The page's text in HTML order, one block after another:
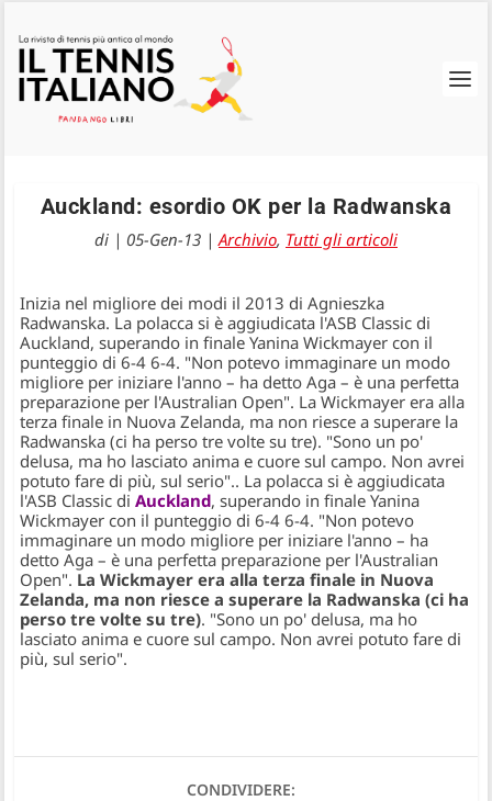
Auckland: esordio OK per la Radwanska
di | 05-Gen-13 |Archivio, Tutti gli articoli
Inizia nel migliore dei modi il 2013 di Agnieszka
Radwanska. La polacca si è aggiudicata l'ASB Classic di
Auckland, superando in finale Yanina Wickmayer con il
punteggio di 6-4 6-4. "Non potevo immaginare un modo
migliore per iniziare l'anno – ha detto Aga – è una perfetta
preparazione per l'Australian Open". La Wickmayer era alla
terza finale in Nuova Zelanda, ma non riesce a superare la
Radwanska (ci ha perso tre volte su tre). "Sono un po'
delusa, ma ho lasciato anima e cuore sul campo. Non avrei
potuto fare di più, sul serio".. La polacca si è aggiudicata
l'ASB Classic diAuckland, superando in finale Yanina
Wickmayer con il punteggio di 6-4 6-4. "Non potevo
immaginare un modo migliore per iniziare l'anno – ha
detto Aga – è una perfetta preparazione per l'Australian
Open". La Wickmayer era alla terza finale in Nuova
Zelanda, ma non riesce a superare la Radwanska (ci ha
perso tre volte su tre). "Sono un po' delusa, ma ho
lasciato anima e cuore sul campo. Non avrei potuto fare di
più, sul serio".
CONDIVIDERE: